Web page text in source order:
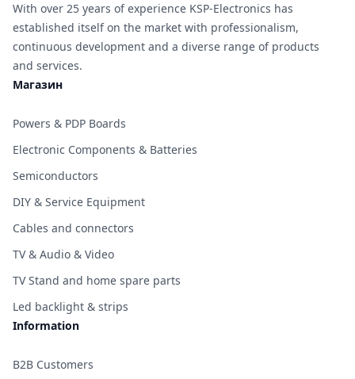
With over 25 years of experience KSP-Electronics has
established itself on the market with professionalism,
continuous development and a diverse range of products
and services.
Магазин
Powers & PDP Boards
Electronic Components & Batteries
Semiconductors
DIY & Service Equipment
Cables and connectors
TV & Audio & Video
TV Stand and home spare parts
Led backlight & strips
Information
B2B Customers